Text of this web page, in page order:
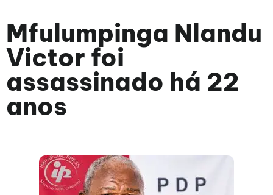
Mfulumpinga Nlandu
Victor foi
assassinado há 22
anos